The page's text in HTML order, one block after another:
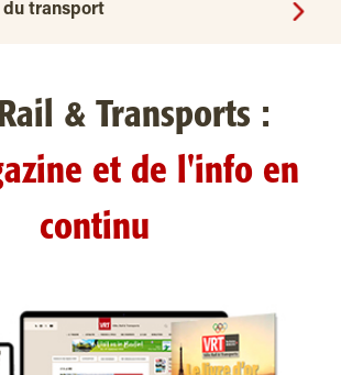
transport
& Transports :
et de l'info en
continu